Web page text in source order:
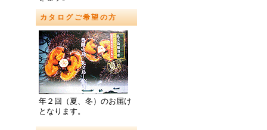
カタログご希望の方
年２回（夏、冬）のお届け
となります。